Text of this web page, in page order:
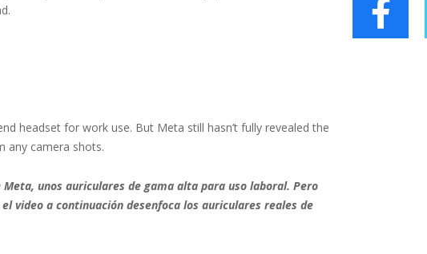
headset for work use. But Meta still hasn’t fully revealed the
any camera shots.
unos auriculares de gama alta para uso laboral. Pero
video a continuación desenfoca los auriculares reales de